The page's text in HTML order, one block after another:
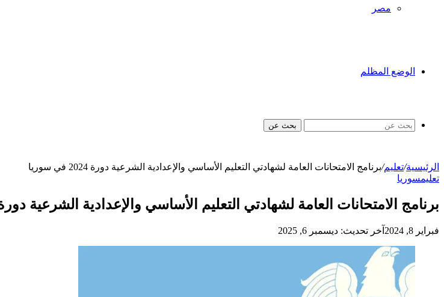
مصر
الوضع المظلم
بحث عن
الرئيسية/تعليم/برنامج الامتحانات العامة لشهادتي التعليم الأساسي والإعدادية الشرعية دورة 2024 في سوريا
تعليمسوريا
برنامج الامتحانات العامة لشهادتي التعليم الأساسي والإعدادية الشرعية دورة 2024 في
فبراير 8, 2024 آخر تحديث: ديسمبر 6, 2025